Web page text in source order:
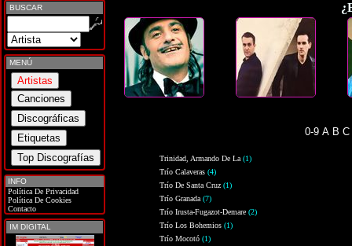
BUSCAR
MENÚ
INFO
Política De Privacidad
Política De Cookies
Contacto
IM DIGITAL
0-9 A B C
Trinidad, Armando De La(1)
Trío Calaveras(4)
Trío De Santa Cruz(1)
Trío Granada(7)
Trío Irusta-Fugazot-Demare(2)
Trío Los Bohemios(1)
Trío Mocotó(1)